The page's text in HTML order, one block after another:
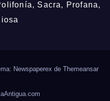
Sacra, Profana,
Newspaperex de Themeansar